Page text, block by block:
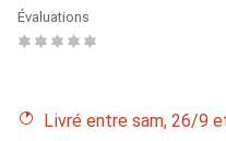
Évaluations
Livré entre sam, 26/9